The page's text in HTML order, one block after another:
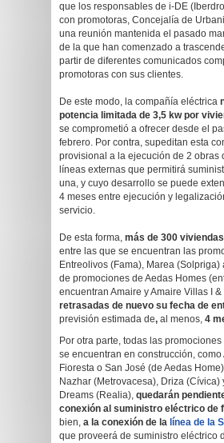
que los responsables de i-DE
con promotoras, Concejalía de
una reunión mantenida el pasado
de la que han comenzado a
partir de diferentes comunicados
promotoras con sus clientes.
De este modo, la compañía eléctrica
potencia limitada de 3,5 kw por
se comprometió a ofrecer desde el
febrero. Por contra, supeditan esta
provisional a la ejecución de 2 obras
líneas externas que permitirá
una, y cuyo desarrollo se puede
4 meses entre ejecución y
servicio.
De esta forma, más de 300
entre las que se encuentran las
Entreolivos (Fama), Marea (Solpriga)
de promociones de Aedas Homes
encuentran Amaire y Amaire Villas I &
retrasadas de nuevo su fecha de
previsión estimada de, al menos, 4
Por otra parte, todas las
se encuentran en construcción, como
Fioresta o San José (de Aedas
Nazhar (Metrovacesa), Driza (Cívica)
Dreams (Realia), quedarán
conexión al suministro eléctrico de
bien, a la conexión de la línea de la
que proveerá de suministro eléctrico